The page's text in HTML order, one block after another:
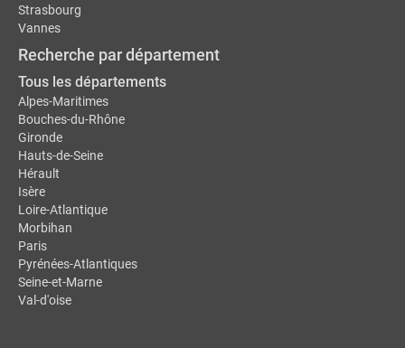
Strasbourg
Vannes
Recherche par département
Tous les départements
Alpes-Maritimes
Bouches-du-Rhône
Gironde
Hauts-de-Seine
Hérault
Isère
Loire-Atlantique
Morbihan
Paris
Pyrénées-Atlantiques
Seine-et-Marne
Val-d'oise